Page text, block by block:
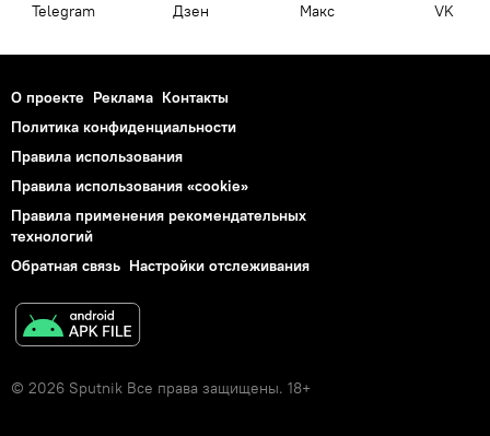
Telegram Дзен Макс VK
О проекте Реклама Контакты
Политика конфиденциальности
Правила использования
Правила использования «cookie»
Правила применения рекомендательных
технологий
Обратная связь Настройки отслеживания
© 2026 Sputnik Все права защищены. 18+